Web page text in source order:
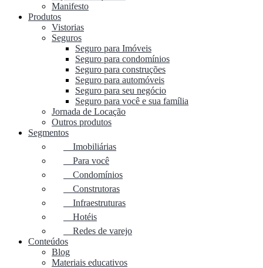
Manifesto
Produtos
Vistorias
Seguros
Seguro para Imóveis
Seguro para condomínios
Seguro para construções
Seguro para automóveis
Seguro para seu negócio
Seguro para você e sua família
Jornada de Locação
Outros produtos
Segmentos
Imobiliárias
Para você
Condomínios
Construtoras
Infraestruturas
Hotéis
Redes de varejo
Conteúdos
Blog
Materiais educativos